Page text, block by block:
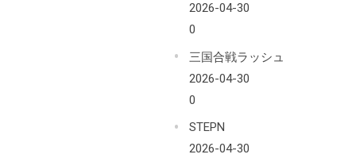
2026-04-30
0
三国合戦ラッシュ
2026-04-30
0
STEPN
2026-04-30